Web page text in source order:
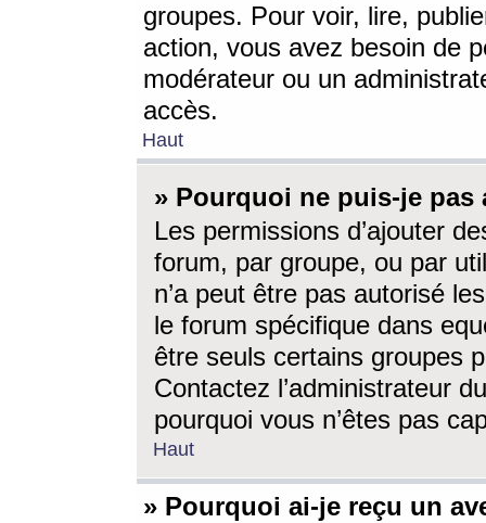
groupes. Pour voir, lire,
action, vous avez besoin de
modérateur ou un
accès.
Haut
» Pourquoi ne puis-je
Les permissions d’ajouter
forum, par groupe, ou par
n’a peut être pas autorisé
le forum spécifique dans
être seuls certains groupes
Contactez l’administrateur
pourquoi vous n’êtes pas
Haut
» Pourquoi ai-je reçu un